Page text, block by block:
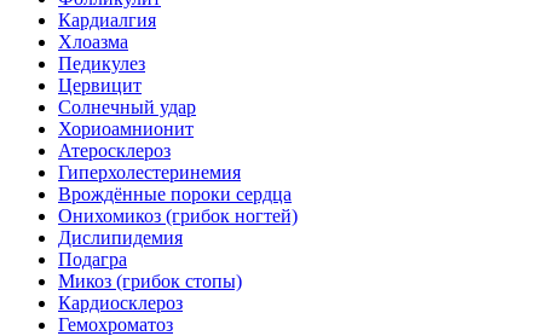
Кардиалгия
Хлоазма
Педикулез
Цервицит
Солнечный удар
Хориоамнионит
Атеросклероз
Гиперхолестеринемия
Врождённые пороки сердца
Онихомикоз (грибок ногтей)
Дислипидемия
Подагра
Микоз (грибок стопы)
Кардиосклероз
Гемохроматоз